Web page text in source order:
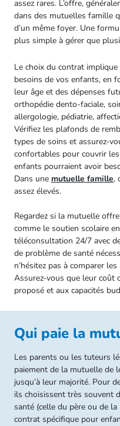
assez rares. L’offre,
dans des mutuelles famille
d’un même foyer. Une
plus simple à gérer que
Le choix du contrat
besoins de vos enfants, en
leur âge et des dépenses
orthopédie dento-faciale,
allergologie, pédiatrie,
Vérifiez les plafonds de
types de soins et assurez-
confortables pour couvrir
enfants pourraient avoir
Dans une mutuelle famille,
assez élevés.
Regardez si la mutuelle
comme le soutien scolaire
téléconsultation 24/7 avec
de problème de santé
n’hésitez pas à comparer
Assurez-vous que leur coût
proposé et aux capacités
Qui paie la
Les parents ou les tuteurs
paiement de la mutuelle de
jusqu’à leur majorité. Pour
ils choisissent très souvent
santé (celle du père ou de
contrat spécifique pour